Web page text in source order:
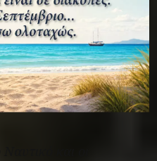
1913), ΓΕΣ,
ΔΟΞΑ
Στόχος, 27
Ναυτικό και οι